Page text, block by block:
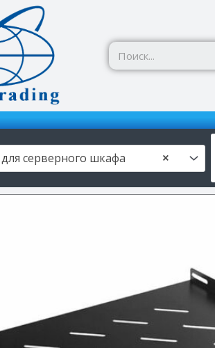
×
серверного шкафа